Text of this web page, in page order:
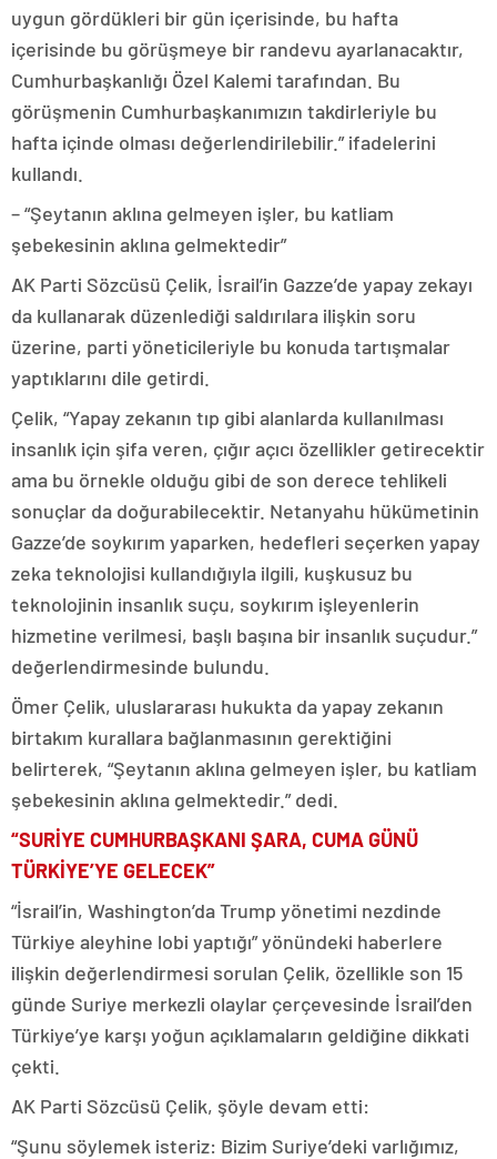
uygun gördükleri bir gün içerisinde, bu hafta
içerisinde bu görüşmeye bir randevu ayarlanacaktır,
Cumhurbaşkanlığı Özel Kalemi tarafından. Bu
görüşmenin Cumhurbaşkanımızın takdirleriyle bu
hafta içinde olması değerlendirilebilir.” ifadelerini
kullandı.
– “Şeytanın aklına gelmeyen işler, bu katliam
şebekesinin aklına gelmektedir”
AK Parti Sözcüsü Çelik, İsrail’in Gazze’de yapay zekayı
da kullanarak düzenlediği saldırılara ilişkin soru
üzerine, parti yöneticileriyle bu konuda tartışmalar
yaptıklarını dile getirdi.
Çelik, “Yapay zekanın tıp gibi alanlarda kullanılması
insanlık için şifa veren, çığır açıcı özellikler getirecektir
ama bu örnekle olduğu gibi de son derece tehlikeli
sonuçlar da doğurabilecektir. Netanyahu hükümetinin
Gazze’de soykırım yaparken, hedefleri seçerken yapay
zeka teknolojisi kullandığıyla ilgili, kuşkusuz bu
teknolojinin insanlık suçu, soykırım işleyenlerin
hizmetine verilmesi, başlı başına bir insanlık suçudur.”
değerlendirmesinde bulundu.
Ömer Çelik, uluslararası hukukta da yapay zekanın
birtakım kurallara bağlanmasının gerektiğini
belirterek, “Şeytanın aklına gelmeyen işler, bu katliam
şebekesinin aklına gelmektedir.” dedi.
“SURİYE CUMHURBAŞKANI ŞARA, CUMA GÜNÜ
TÜRKİYE’YE GELECEK”
“İsrail’in, Washington’da Trump yönetimi nezdinde
Türkiye aleyhine lobi yaptığı” yönündeki haberlere
ilişkin değerlendirmesi sorulan Çelik, özellikle son 15
günde Suriye merkezli olaylar çerçevesinde İsrail’den
Türkiye’ye karşı yoğun açıklamaların geldiğine dikkati
çekti.
AK Parti Sözcüsü Çelik, şöyle devam etti:
“Şunu söylemek isteriz: Bizim Suriye’deki varlığımız,